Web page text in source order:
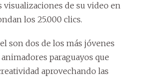
visualizaciones de su video en
los 25.000 clics.
son dos de los más jóvenes
paraguayos que
aprovechando las